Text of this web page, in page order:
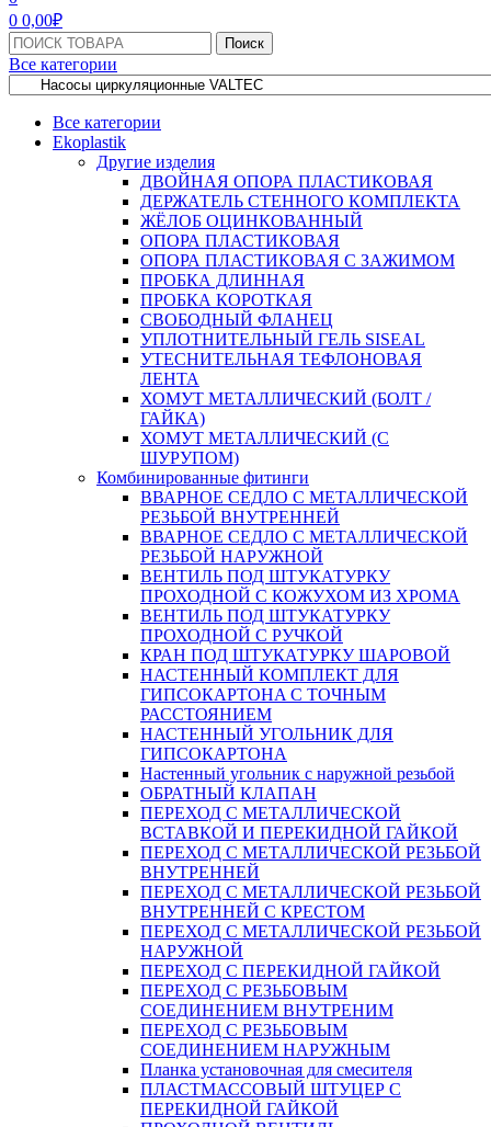
0 0,00₽
Поиск:
Поиск
Все категории
Все категории
Ekoplastik
Другие изделия
ДВОЙНАЯ ОПОРА ПЛАСТИКОВАЯ
ДЕРЖАТЕЛЬ СТЕННОГО КОМПЛЕКТА
ЖЁЛОБ ОЦИНКОВАННЫЙ
ОПОРА ПЛАСТИКОВАЯ
ОПОРА ПЛАСТИКОВАЯ С ЗАЖИМОМ
ПРОБКА ДЛИННАЯ
ПРОБКА КОРОТКАЯ
СВОБОДНЫЙ ФЛАНЕЦ
УПЛОТНИТЕЛЬНЫЙ ГЕЛЬ SISEAL
УТЕСНИТЕЛЬНАЯ ТЕФЛОНОВАЯ
ЛЕНТА
ХОМУТ МЕТАЛЛИЧЕСКИЙ (БОЛТ /
ГАЙКА)
ХОМУТ МЕТАЛЛИЧЕСКИЙ (С
ШУРУПОМ)
Комбинированные фитинги
ВВАРНОЕ СЕДЛО С МЕТАЛЛИЧЕСКОЙ
РЕЗЬБОЙ ВНУТРЕННЕЙ
ВВАРНОЕ СЕДЛО С МЕТАЛЛИЧЕСКОЙ
РЕЗЬБОЙ НАРУЖНОЙ
ВЕНТИЛЬ ПОД ШТУКАТУРКУ
ПРОХОДНОЙ С КОЖУХОМ ИЗ ХРОМА
ВЕНТИЛЬ ПОД ШТУКАТУРКУ
ПРОХОДНОЙ С РУЧКОЙ
КРАН ПОД ШТУКАТУРКУ ШАРОВОЙ
НАСТЕННЫЙ КОМПЛЕКТ ДЛЯ
ГИПСОКАРТОНA С ТОЧНЫМ
РАССТОЯНИЕМ
НАСТЕННЫЙ УГОЛЬНИК ДЛЯ
ГИПСОКАРТОНА
Настенный угольник с наружной резьбой
ОБРАТНЫЙ КЛАПАН
ПЕРЕХОД С МЕТАЛЛИЧЕСКОЙ
ВСТАВКОЙ И ПЕРЕКИДНОЙ ГАЙКОЙ
ПЕРЕХОД С МЕТАЛЛИЧЕСКОЙ РЕЗЬБОЙ
ВНУТРЕННЕЙ
ПЕРЕХОД С МЕТАЛЛИЧЕСКОЙ РЕЗЬБОЙ
ВНУТРЕННЕЙ С КРЕСТОМ
ПЕРЕХОД С МЕТАЛЛИЧЕСКОЙ РЕЗЬБОЙ
НАРУЖНОЙ
ПЕРЕХОД С ПЕРЕКИДНОЙ ГАЙКОЙ
ПЕРЕХОД С РЕЗЬБОВЫМ
СОЕДИНЕНИЕМ ВНУТРЕНИМ
ПЕРЕХОД С РЕЗЬБОВЫМ
СОЕДИНЕНИЕМ НАРУЖНЫМ
Планка установочная для смесителя
ПЛАСТМАССОВЫЙ ШТУЦЕР С
ПЕРЕКИДНОЙ ГАЙКОЙ